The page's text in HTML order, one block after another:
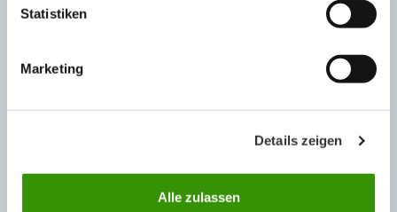
Statistiken
Marketing
Details zeigen
Alle zulassen
Lokacije u Republici Hrvatskoj
Koncern SIH